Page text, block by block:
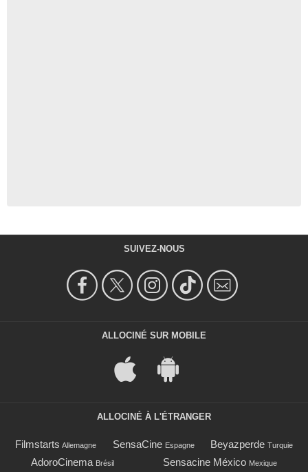
SUIVEZ-NOUS
ALLOCINÉ SUR MOBILE
ALLOCINÉ À L'ÉTRANGER
Filmstarts Allemagne SensaCine Espagne Beyazperde Turquie
AdoroCinema Brésil Sensacine México Mexique